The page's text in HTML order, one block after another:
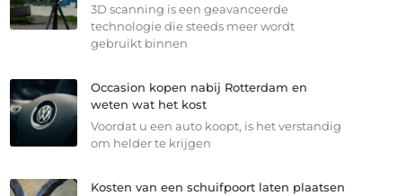
3D scanning is een geavanceerde
technologie die steeds meer wordt
gebruikt binnen
Occasion kopen nabij Rotterdam en
weten wat het kost
Voordat u een auto koopt, is het verstandig
om helder te krijgen
Kosten van een schuifpoort laten plaatsen